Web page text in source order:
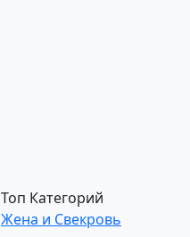
Топ Категорий
Жена и Свекровь